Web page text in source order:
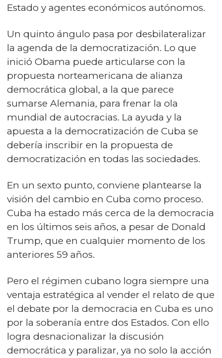
Estado y agentes económicos autónomos.
Un quinto ángulo pasa por desbilateralizar
la agenda de la democratización. Lo que
inició Obama puede articularse con la
propuesta norteamericana de alianza
democrática global, a la que parece
sumarse Alemania, para frenar la ola
mundial de autocracias. La ayuda y la
apuesta a la democratización de Cuba se
debería inscribir en la propuesta de
democratización en todas las sociedades.
En un sexto punto, conviene plantearse la
visión del cambio en Cuba como proceso.
Cuba ha estado más cerca de la democracia
en los últimos seis años, a pesar de Donald
Trump, que en cualquier momento de los
anteriores 59 años.
Pero el régimen cubano logra siempre una
ventaja estratégica al vender el relato de que
el debate por la democracia en Cuba es uno
por la soberanía entre dos Estados. Con ello
logra desnacionalizar la discusión
democrática y paralizar, ya no solo la acción